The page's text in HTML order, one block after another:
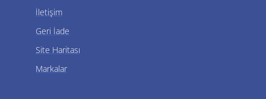
İletişim
Geri İade
Site Haritası
Markalar